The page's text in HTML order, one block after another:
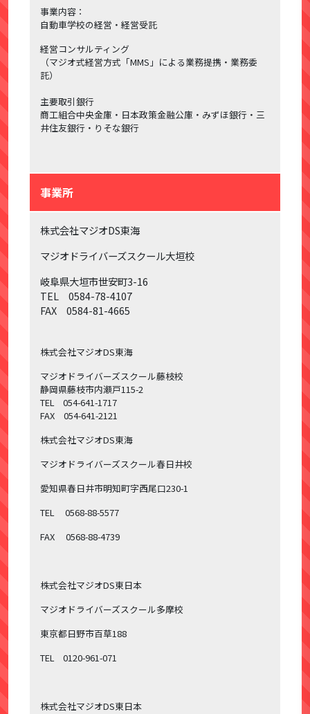
事業内容：
自動車学校の経営・経営受託
経営コンサルティング
（マジオ式経営方式「MMS」による業務提携・業務委
託）
主要取引銀行
商工組合中央金庫・日本政策金融公庫・みずほ銀行・三
井住友銀行・りそな銀行
事業所
株式会社マジオDS東海
マジオドライバーズスクール大垣校
岐阜県大垣市世安町3-16
TEL 0584-78-4107
FAX 0584-81-4665
株式会社マジオDS東海
マジオドライバーズスクール藤枝校
静岡県藤枝市内瀬戸115-2
TEL 054-641-1717
FAX 054-641-2121
株式会社マジオDS東海
マジオドライバーズスクール春日井校
愛知県春日井市明知町字西尾口230-1
TEL 0568-88-5577
FAX 0568-88-4739
株式会社マジオDS東日本
マジオドライバーズスクール多摩校
東京都日野市百草188
TEL 0120-961-071
株式会社マジオDS東日本